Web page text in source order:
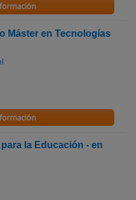
Máster en Tecnologías
la Educación - en